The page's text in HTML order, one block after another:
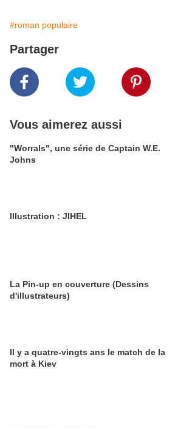
#roman populaire
Partager
Vous aimerez aussi
"Worrals", une série de Captain W.E.
Johns
Illustration : JIHEL
La Pin-up en couverture (Dessins
d'illustrateurs)
Il y a quatre-vingts ans le match de la
mort à Kiev